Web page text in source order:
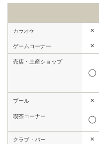
カラオケ ✕
ゲームコーナー ✕
売店・土産ショップ
◯
プール ✕
喫茶コーナー
◯
クラブ・バー ✕